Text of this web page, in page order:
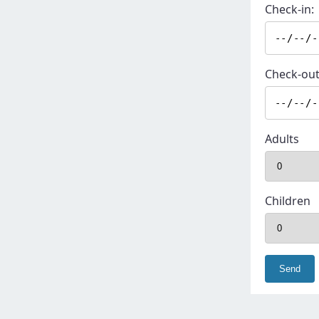
Check-in:
Check-
Adults
Children